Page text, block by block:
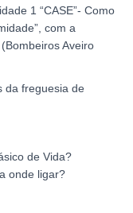
1 “CASE”- Como
com a
Aveiro
da freguesia de
de Vida?
onde ligar?